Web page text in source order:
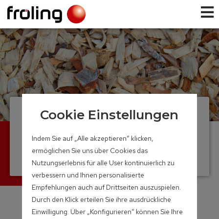
Hackgutanlagen
Vollautomatische Verfeuerung
verschiedener Holzmaterialien
Leistungsbereich: 20 – 1.500 kW
Cookie Einstellungen
Indem Sie auf „Alle akzeptieren“ klicken,
ermöglichen Sie uns über Cookies das
Nutzungserlebnis für alle User kontinuierlich zu
verbessern und Ihnen personalisierte
Empfehlungen auch auf Drittseiten auszuspielen.
Durch den Klick erteilen Sie ihre ausdrückliche
Einwilligung. Über „Konfigurieren“ können Sie Ihre